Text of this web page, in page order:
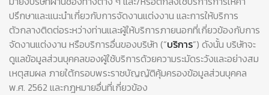
ปรึกษาและแนะนำเกี่ยวกับการจัดงานแต่งงาน และการให้บริการ
ตัวกลางติดต่อระหว่างท่านและผู้ให้บริการภายนอกที่เกี่ยวข้องกับการ
จัดงานแต่งงาน หรือบริการอื่นของบริษัท (“บริการ”) ดังนั้น บริษัทจะ
ดูแลข้อมูลส่วนบุคคลของผู้ใช้บริการด้วยความระมัดระวังและอย่างสม
เหตุสมผล ภายใต้กรอบพระราชบัญญัติคุ้มครองข้อมูลส่วนบุคคล
พ.ศ. 2562 และกฎหมายอื่นที่เกี่ยวข้อง